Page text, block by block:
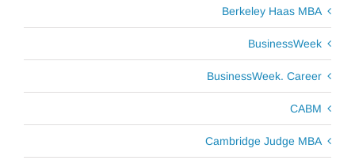
Berkeley Haas MBA
BusinessWeek
BusinessWeek. Career
CABM
Cambridge Judge MBA